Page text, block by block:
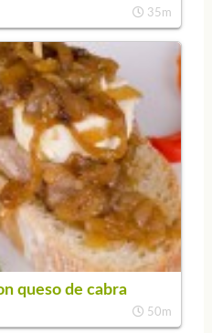
35m
queso de cabra
50m